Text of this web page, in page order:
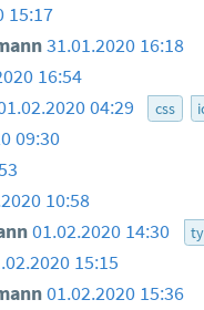
15:17
31.01.2020 16:18
16:54
04:29 css
09:30
10:58
01.02.2020 14:30
15:15
01.02.2020 15:36